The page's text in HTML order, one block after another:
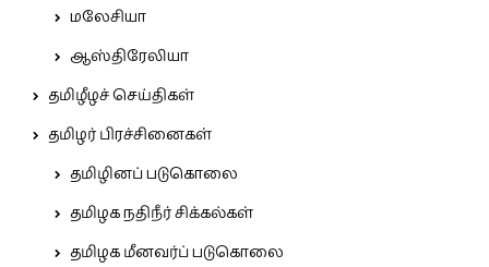
மலேசியா
ஆஸ்திரேலியா
தமிழீழச் செய்திகள்
தமிழர் பிரச்சினைகள்
தமிழினப் படுகொலை
தமிழக நதிநீர் சிக்கல்கள்
தமிழக மீனவர்ப் படுகொலை